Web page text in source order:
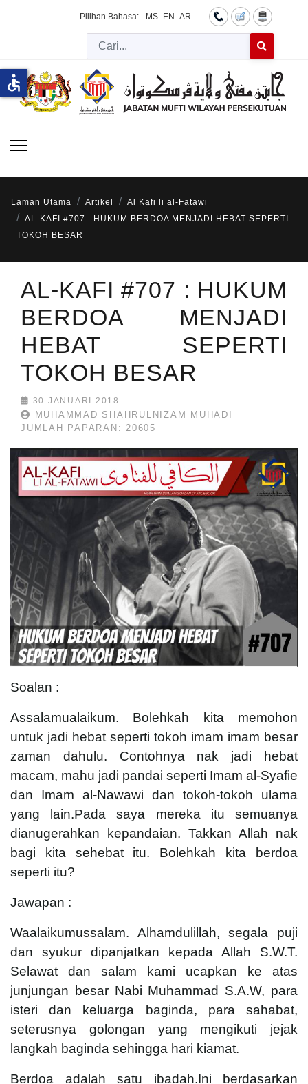
Pilihan Bahasa: MS EN AR
Cari
Laman Utama Artikel
Al Kafi li al-Fatawi
AL-KAFI #707 : HUKUM BERDOA MENJADI HEBAT SEPERTI
TOKOH BESAR
AL-KAFI #707 : HUKUM
BERDOA MENJADI
HEBAT SEPERTI
TOKOH BESAR
30 JANUARI 2018
MUHAMMAD SHAHRULNIZAM MUHADI
JUMLAH PAPARAN: 20605
Soalan :
Assalamualaikum. Bolehkah kita memohon
untuk jadi hebat seperti tokoh imam imam besar
zaman dahulu. Contohnya nak jadi hebat
macam, mahu jadi pandai seperti Imam al-Syafie
dan Imam al-Nawawi dan tokoh-tokoh ulama
yang lain.Pada saya mereka itu semuanya
dianugerahkan kepandaian. Takkan Allah nak
bagi kita sehebat itu. Bolehkah kita berdoa
seperti itu?
Jawapan :
Waalaikumussalam. Alhamdulillah, segala puji
dan syukur dipanjatkan kepada Allah S.W.T.
Selawat dan salam kami ucapkan ke atas
junjungan besar Nabi Muhammad S.A.W, para
isteri dan keluarga baginda, para sahabat,
seterusnya golongan yang mengikuti jejak
langkah baginda sehingga hari kiamat.
Berdoa adalah satu ibadah.Ini berdasarkan
accessible